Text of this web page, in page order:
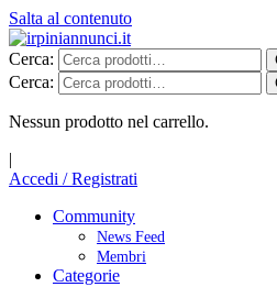
Salta al contenuto
Cerca:
Cerca:
Nessun prodotto nel carrello.
|
Accedi / Registrati
Community
News Feed
Membri
Categorie